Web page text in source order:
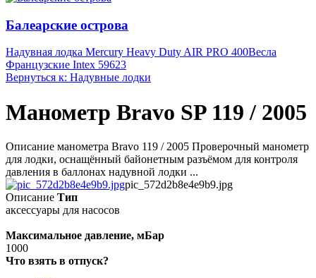
Балеарские острова
Надувная лодка Mercury Heavy Duty AIR PRO 400Весла
Французские Intex 59623
Вернуться к: Надувные лодки
Манометр Bravo SP 119 / 2005
Описание манометра Bravo 119 / 2005 Проверочный манометр
для лодки, оснащённый байонетным разъёмом для контроля
давления в баллонах надувной лодки ...
pic_572d2b8e4e9b9.jpg
Описание Тип
аксессуары для насосов
Максимальное давление, мБар
1000
Что взять в отпуск?